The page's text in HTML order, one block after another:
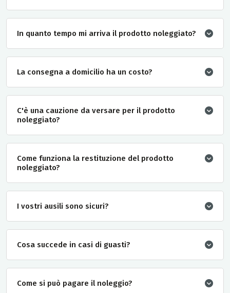
In quanto tempo mi arriva il prodotto noleggiato?
La consegna a domicilio ha un costo?
C'è una cauzione da versare per il prodotto
noleggiato?
Come funziona la restituzione del prodotto
noleggiato?
I vostri ausili sono sicuri?
Cosa succede in casi di guasti?
Come si può pagare il noleggio?